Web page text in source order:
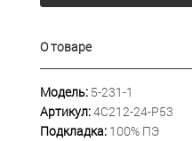
О товаре
Модель: 5-231-1
Артикул:4С212-24-Р53
Подкладка: 100% ПЭ